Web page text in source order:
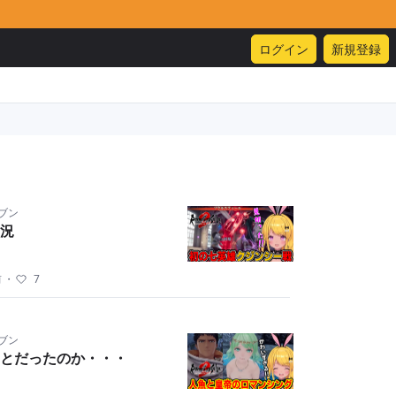
ログイン 新規登録
ン
・ 7
ン
だったのか・・・